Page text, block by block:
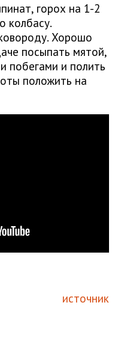
горох на 1-2
колбасу.
Хорошо
посыпать мятой,
побегами и полить
положить на
источник